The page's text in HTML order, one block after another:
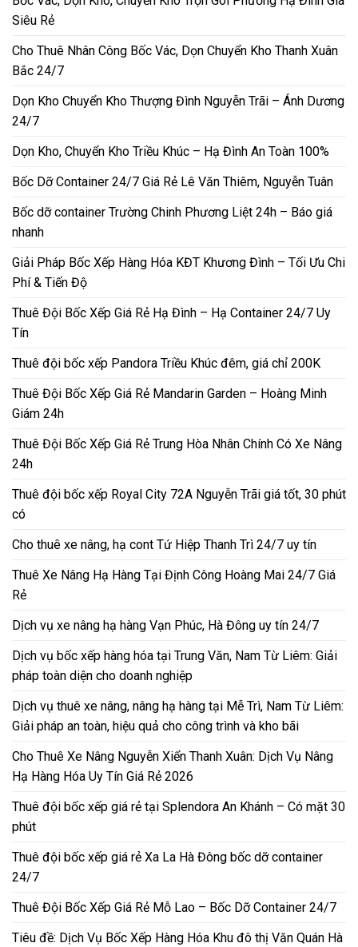
Siêu Rẻ
Cho Thuê Nhân Công Bốc Vác, Dọn Chuyển Kho Thanh Xuân
Bắc 24/7
Dọn Kho Chuyển Kho Thượng Đình Nguyễn Trãi – Ánh Dương
24/7
Dọn Kho, Chuyển Kho Triều Khúc – Hạ Đình An Toàn 100%
Bốc Dỡ Container 24/7 Giá Rẻ Lê Văn Thiêm, Nguyễn Tuân
Bốc dỡ container Trường Chinh Phương Liệt 24h – Báo giá
nhanh
Giải Pháp Bốc Xếp Hàng Hóa KĐT Khương Đình – Tối Ưu Chi
Phí & Tiến Độ
Thuê Đội Bốc Xếp Giá Rẻ Hạ Đình – Hạ Container 24/7 Uy
Tín
Thuê đội bốc xếp Pandora Triều Khúc đêm, giá chỉ 200K
Thuê Đội Bốc Xếp Giá Rẻ Mandarin Garden – Hoàng Minh
Giám 24h
Thuê Đội Bốc Xếp Giá Rẻ Trung Hòa Nhân Chính Có Xe Nâng
24h
Thuê đội bốc xếp Royal City 72A Nguyễn Trãi giá tốt, 30 phút
có
Cho thuê xe nâng, hạ cont Tứ Hiệp Thanh Trì 24/7 uy tín
Thuê Xe Nâng Hạ Hàng Tại Định Công Hoàng Mai 24/7 Giá
Rẻ
Dịch vụ xe nâng hạ hàng Vạn Phúc, Hà Đông uy tín 24/7
Dịch vụ bốc xếp hàng hóa tại Trung Văn, Nam Từ Liêm: Giải
pháp toàn diện cho doanh nghiệp
Dịch vụ thuê xe nâng, nâng hạ hàng tại Mễ Trì, Nam Từ Liêm:
Giải pháp an toàn, hiệu quả cho công trình và kho bãi
Cho Thuê Xe Nâng Nguyễn Xiển Thanh Xuân: Dịch Vụ Nâng
Hạ Hàng Hóa Uy Tín Giá Rẻ 2026
Thuê đội bốc xếp giá rẻ tại Splendora An Khánh – Có mặt 30
phút
Thuê đội bốc xếp giá rẻ Xa La Hà Đông bốc dỡ container
24/7
Thuê Đội Bốc Xếp Giá Rẻ Mỗ Lao – Bốc Dỡ Container 24/7
Tiêu đề: Dịch Vụ Bốc Xếp Hàng Hóa Khu đô thị Văn Quán Hà